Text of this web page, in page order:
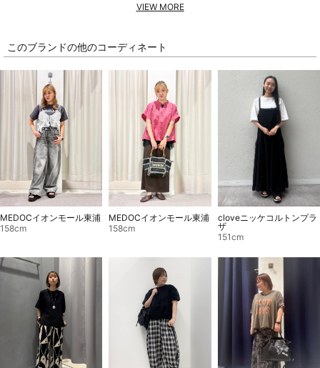
VIEW MORE
このブランドの他のコーディネート
MEDOCイオンモール東浦
158cm
MEDOCイオンモール東浦
158cm
cloveニッケコルトンプラ
ザ
151cm